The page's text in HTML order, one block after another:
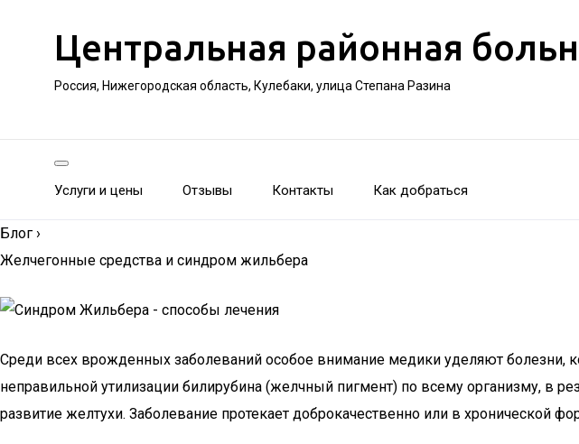
Центральная районная
Россия, Нижегородская область, Кулебаки, улица Степана Разина
Услуги и цены Отзывы Контакты Как добраться
Блог ›
Желчегонные средства и синдром жильбера
Среди всех врожденных заболеваний особое внимание медики уделяют болезни,
неправильной утилизации билирубина (желчный пигмент) по всему организму, в
развитие желтухи. Заболевание протекает доброкачественно или в хронической